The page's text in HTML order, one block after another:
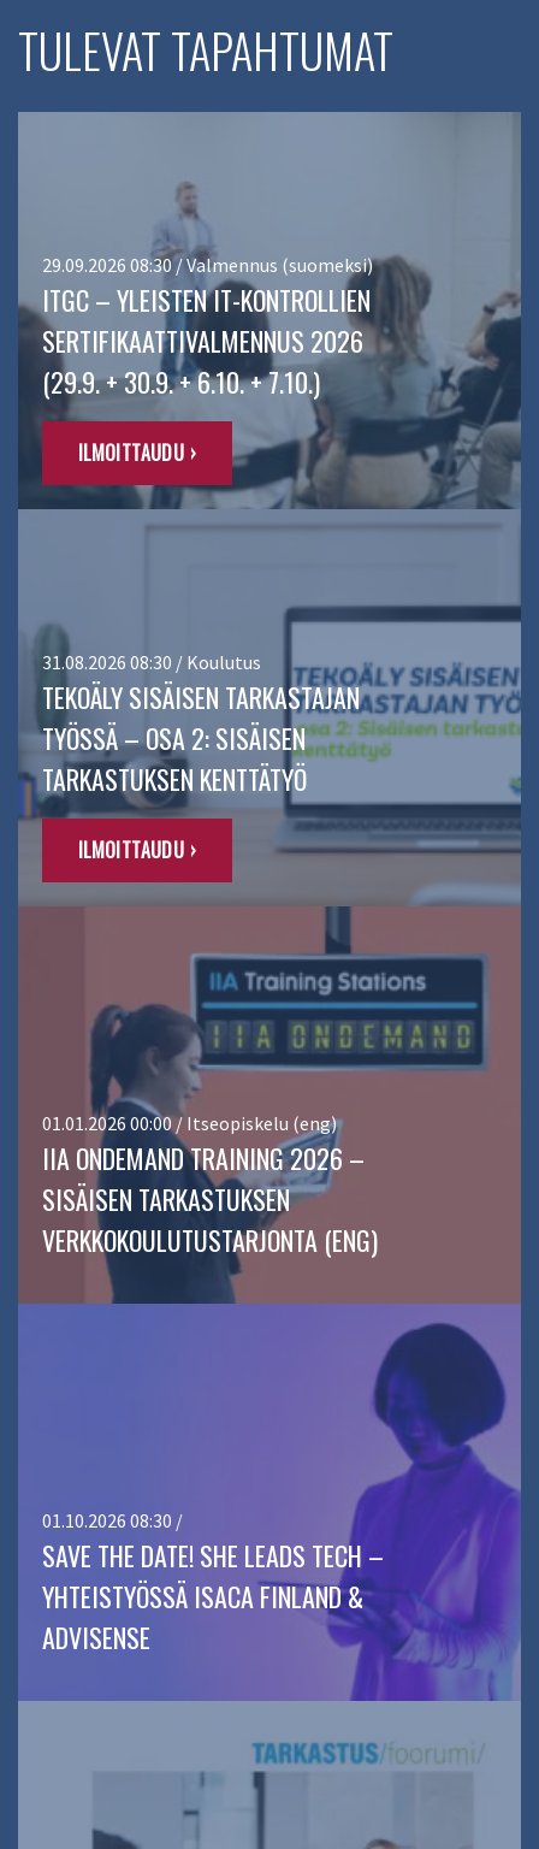
TULEVAT TAPAHTUMAT
29.09.2026 08:30 / Valmennus (suomeksi)
ITGC – YLEISTEN IT-KONTROLLIEN
SERTIFIKAATTIVALMENNUS 2026
(29.9. + 30.9. + 6.10. + 7.10.)
ILMOITTAUDU ›
31.08.2026 08:30 / Koulutus
TEKOÄLY SISÄISEN TARKASTAJAN
TYÖSSÄ – OSA 2: SISÄISEN
TARKASTUKSEN KENTTÄTYÖ
ILMOITTAUDU ›
01.01.2026 00:00 / Itseopiskelu (eng)
IIA ONDEMAND TRAINING 2026 –
SISÄISEN TARKASTUKSEN
VERKKOKOULUTUSTARJONTA (ENG)
01.10.2026 08:30 /
SAVE THE DATE! SHE LEADS TECH –
YHTEISTYÖSSÄ ISACA FINLAND &
ADVISENSE